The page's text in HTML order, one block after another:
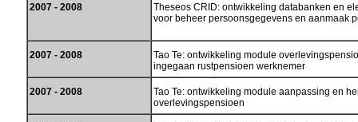
2007 - 2008
Theseos CRID: ontwikkeling databanken en
voor beheer persoonsgegevens en aanmaak
2007 - 2008
Tao Te: ontwikkeling module
ingegaan rustpensioen werknemer
2007 - 2008
Tao Te: ontwikkeling module aanpassing en
overlevingspensioen